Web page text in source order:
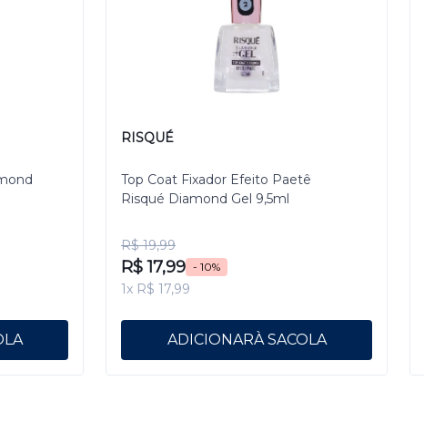
RISQUÉ
Top Coat Fixador Efeito Paetê
Risqué Diamond Gel 9,5ml
R$ 19,99
R$ 17,99 - 10%
1x R$ 17,99
ADICIONAR